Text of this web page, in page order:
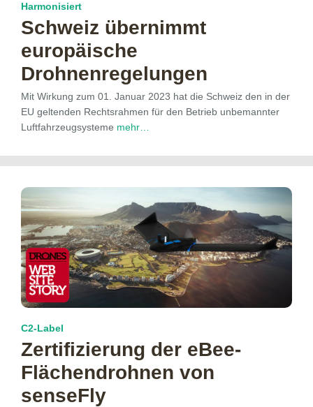
Harmonisiert
Schweiz übernimmt
europäische
Drohnenregelungen
Mit Wirkung zum 01. Januar 2023 hat die Schweiz den in der
EU geltenden Rechtsrahmen für den Betrieb unbemannter
Luftfahrzeugsysteme mehr…
C2-Label
Zertifizierung der eBee-
Flächendrohnen von
senseFly